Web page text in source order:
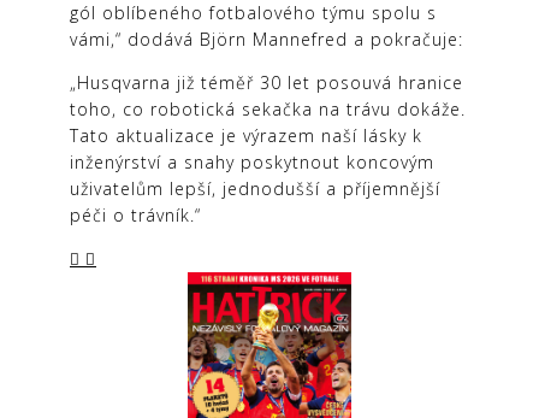
gól oblíbeného fotbalového týmu spolu s
vámi,“ dodává Björn Mannefred a pokračuje:
„Husqvarna již téměř 30 let posouvá hranice
toho, co robotická sekačka na trávu dokáže.
Tato aktualizace je výrazem naší lásky k
inženýrství a snahy poskytnout koncovým
uživatelům lepší, jednodušší a příjemnější
péči o trávník.“